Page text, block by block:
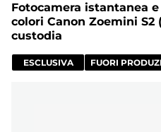
Fotocamera istantanea
colori Canon Zoemini S2
custodia
ESCLUSIVA FUORI